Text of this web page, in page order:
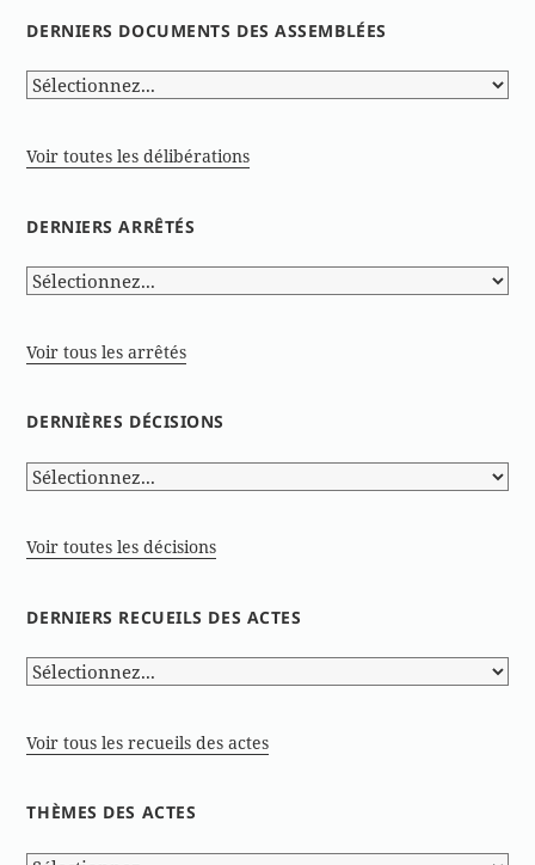
DERNIERS DOCUMENTS DES ASSEMBLÉES
Voir toutes les délibérations
DERNIERS ARRÊTÉS
Voir tous les arrêtés
DERNIÈRES DÉCISIONS
Voir toutes les décisions
DERNIERS RECUEILS DES ACTES
Voir tous les recueils des actes
THÈMES DES ACTES